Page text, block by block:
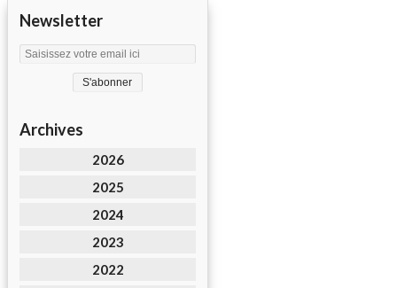
Newsletter
Archives
2026
2025
2024
2023
2022